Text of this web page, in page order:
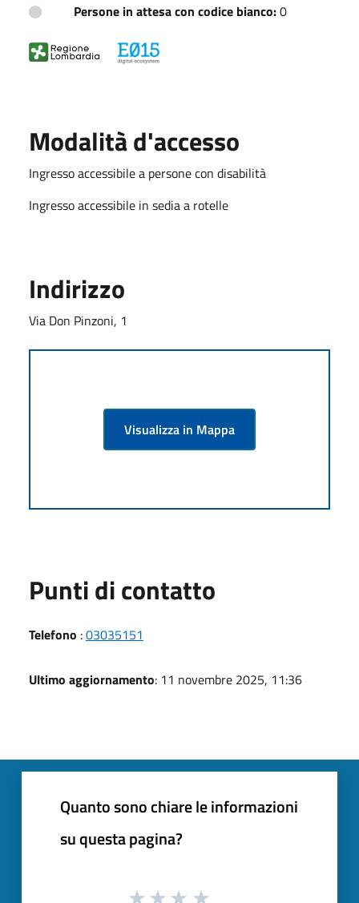
Persone in attesa con codice bianco:0
Modalità d'accesso
Ingresso accessibile a persone con disabilità
Ingresso accessibile in sedia a rotelle
Indirizzo
Via Don Pinzoni, 1
Visualizza in Mappa
Punti di contatto
Telefono :03035151
Ultimo aggiornamento: 11 novembre 2025, 11:36
Quanto sono chiare le informazioni
su questa pagina?